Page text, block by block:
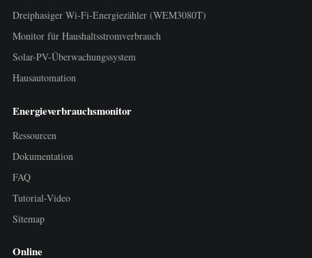
Dreiphasiger Wi-Fi-Energiezähler (WEM3080T)
Monitor für Haushaltsstromverbrauch
Solar-PV-Überwachungssystem
Hausautomation
Energieverbrauchsmonitor
Ressourcen
Dokumentation
FAQ
Tutorial-Video
Sitemap
Online